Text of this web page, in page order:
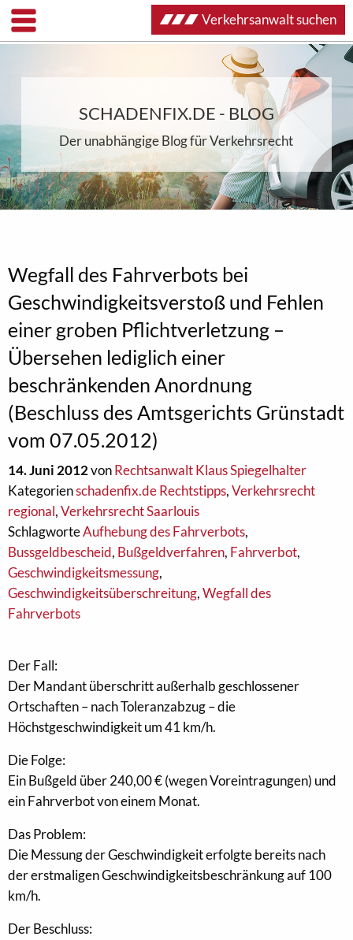
SCHADENFIX.DE - BLOG
Der unabhängige Blog für Verkehrsrecht
Wegfall des Fahrverbots bei
Geschwindigkeitsverstoß und Fehlen
einer groben Pflichtverletzung –
Übersehen lediglich einer
beschränkenden Anordnung
(Beschluss des Amtsgerichts Grünstadt
vom 07.05.2012)
14. Juni 2012vonRechtsanwalt Klaus Spiegelhalter
Kategorienschadenfix.de Rechtstipps,Verkehrsrecht
regional,Verkehrsrecht Saarlouis
SchlagworteAufhebung des Fahrverbots,
Bussgeldbescheid, Bußgeldverfahren, Fahrverbot,
Geschwindigkeitsmessung,
Geschwindigkeitsüberschreitung,Wegfall des
Fahrverbots
Der Fall:
Der Mandant überschritt außerhalb geschlossener
Ortschaften – nach Toleranzabzug – die
Höchstgeschwindigkeit um 41 km/h.
Die Folge:
Ein Bußgeld über 240,00 € (wegen Voreintragungen) und
ein Fahrverbot von einem Monat.
Das Problem:
Die Messung der Geschwindigkeit erfolgte bereits nach
der erstmaligen Geschwindigkeitsbeschränkung auf 100
km/h.
Der Beschluss:
Verkehrsanwalt suchen